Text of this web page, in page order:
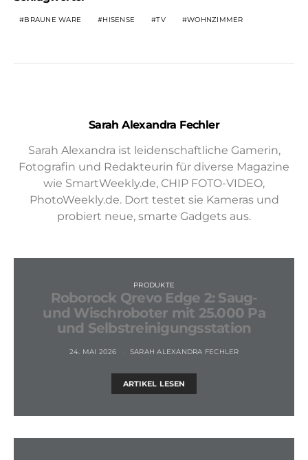
BRAUNE WARE HISENSE TV WOHNZIMMER
Sarah Alexandra Fechler
Sarah Alexandra ist leidenschaftliche Gamerin,
Fotografin und Redakteurin für diverse Magazine
wie SmartWeekly.de, CHIP FOTO-VIDEO,
PhotoWeekly.de. Dort testet sie Kameras und
probiert neue, smarte Gadgets aus.
PRODUKTE
Roborock Qrevo Edge 2: Saug-
und Wischroboter mit 25.000 Pa
und Selbstreinigungsstation
24. MAI 2026 SARAH ALEXANDRA FECHLER
ARTIKEL LESEN